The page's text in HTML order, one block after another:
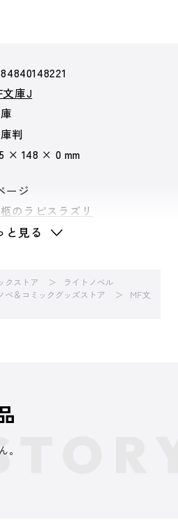
文庫J
判
× 148 × 0 mm
ージ
のラピスラズリ
と見る
クストア
ライトノベル
ベ＆コミックグッズストア
MF文
。